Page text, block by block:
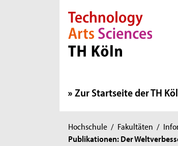
Direkt zur Hauptnavigation
Direkt zur Subnavigation
Direkt zum Inhalt
Direkt zum Fußbereich
Zur Startseite der TH
Sie
sind
Hochschule / Fakultäten /
Publikationen: Der